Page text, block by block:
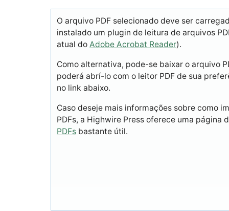
O arquivo PDF selecionado deve ser
instalado um plugin de leitura de arquivos
atual do Adobe Acrobat Reader).
Como alternativa, pode-se baixar o arquivo
poderá abrí-lo com o leitor PDF de sua
no link abaixo.
Caso deseje mais informações sobre como
PDFs, a Highwire Press oferece uma página
PDFs bastante útil.